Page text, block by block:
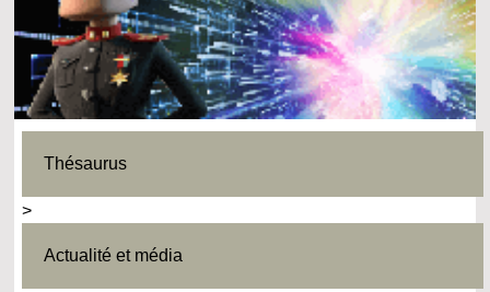
Thésaurus
>
Actualité et média